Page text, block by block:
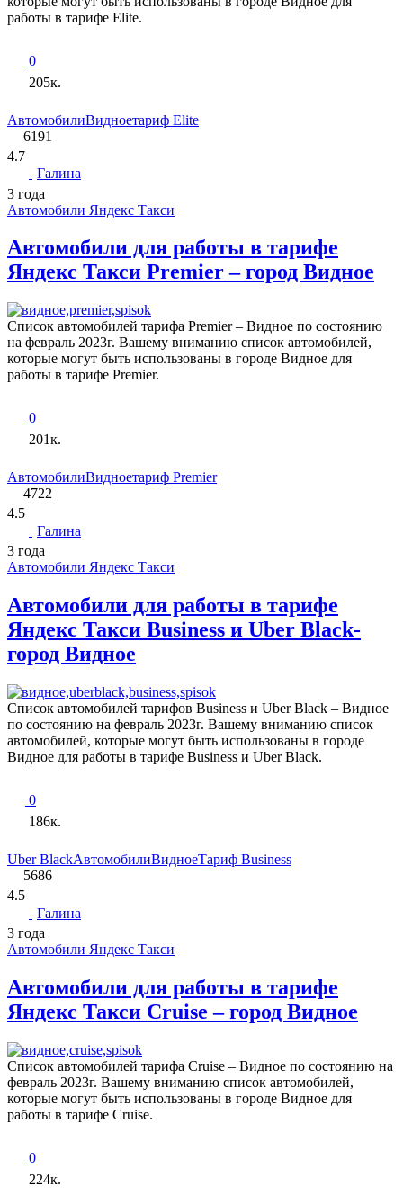
работы в тарифе Elite.
0
205к.
АвтомобилиВидноетариф Elite
6191
4.7
Галина
3 года
Автомобили Яндекс Такси
Автомобили для работы в тарифе
Яндекс Такси Premier – город Видное
Список автомобилей тарифа Premier – Видное по состоянию
на февраль 2023г. Вашему вниманию список автомобилей,
которые могут быть использованы в городе Видное для
работы в тарифе Premier.
0
201к.
АвтомобилиВидноетариф Premier
4722
4.5
Галина
3 года
Автомобили Яндекс Такси
Автомобили для работы в тарифе
Яндекс Такси Business и Uber Black-
город Видное
Список автомобилей тарифов Business и Uber Black – Видное
по состоянию на февраль 2023г. Вашему вниманию список
автомобилей, которые могут быть использованы в городе
Видное для работы в тарифе Business и Uber Black.
0
186к.
Uber BlackАвтомобилиВидноеТариф Business
5686
4.5
Галина
3 года
Автомобили Яндекс Такси
Автомобили для работы в тарифе
Яндекс Такси Cruise – город Видное
Список автомобилей тарифа Cruise – Видное по состоянию на
февраль 2023г. Вашему вниманию список автомобилей,
которые могут быть использованы в городе Видное для
работы в тарифе Cruise.
0
224к.